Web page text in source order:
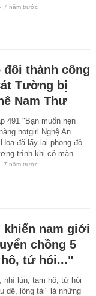
7 năm trước
đôi thành công
Tường bị
Nam Thư
491 "Bạn muốn hẹn
hotgirl Nghệ An
đã lấy lại phong độ
trình khi có màn…
7 năm trước
khiến nam giới
chồng 5
tứ hói..."
nhì lùn, tam hô, tứ hói
dê, lông tài" là những